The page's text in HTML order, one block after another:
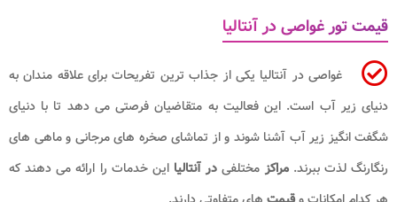
قیمت تور غواصی در آنتالیا
غواصی در آنتالیا یکی از جذاب ترین تفریحات برای علاقه مندان به
دنیای زیر آب است. این فعالیت به متقاضیان فرصتی می دهد تا با دنیای
شگفت انگیز زیر آب آشنا شوند و از تماشای صخره های مرجانی و ماهی های
رنگارنگ لذت ببرند.مراکز مختلفی در آنتالیا این خدمات را ارائه می دهند که